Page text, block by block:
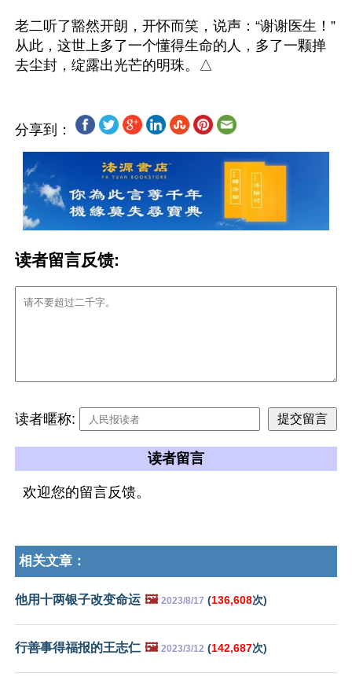
老二听了豁然开朗，开怀而笑，说声：“谢谢医生！”
从此，这世上多了一个懂得生命的人，多了一颗掸
分享到：
读者留言反馈:
读者暱称:
读者留言
欢迎您的留言反馈。
相关文章：
他用十两银子改变命运 🖼️ 2023/8/17 (136,608次)
行善事得福报的王志仁 🖼️ 2023/3/12 (142,687次)